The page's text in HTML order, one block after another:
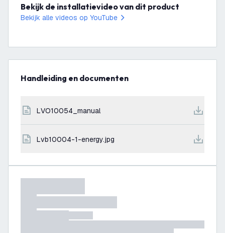
Bekijk de installatievideo van dit product
Bekijk alle videos op YouTube
Handleiding en documenten
LVO10054_manual
lvb10004-1-energy.jpg